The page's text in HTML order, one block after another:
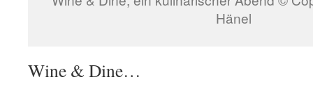
Hänel
Wine & Dine…